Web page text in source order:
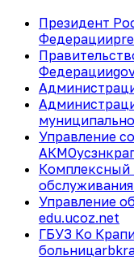
Президент
Федерации
Федерации
Управление
АКМО
Комплексный
Управление
edu.ucoz.net
ГБУЗ Ко
больница